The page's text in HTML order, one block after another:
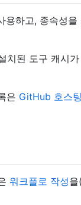
용하고, 종속성을
치된 도구 캐시가
은 GitHub 호스
워크플로 작성을